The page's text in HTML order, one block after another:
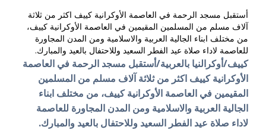
أستقبل مسجد الرحمة في العاصمة الأوكرانية كييف اكثر من ثلاثة
آلاف مسلم من المسلمين المقيمين في العاصمة الأوكرانية كييف،
من مختلف ابناء الجالية العربية والاسلامية ومن المدن المجاورة
للعاصمة لاداء صلاة عيد الفطر السعيد وللاحتفال بالعيد والمبارك.
كييف/أوكرالنيا بالعربية/أستقبل مسجد الرحمة في العاصمة
الأوكرانية كييف اكثر من ثلاثة آلاف مسلم من المسلمين
المقيمين في العاصمة الأوكرانية كييف، من مختلف ابناء
الجالية العربية والاسلامية ومن المدن المجاورة للعاصمة
لاداء صلاة عيد الفطر السعيد وللاحتفال بالعيد والمبارك.